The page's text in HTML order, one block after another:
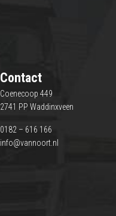
Contact
Coenecoop 449
2741 PP Waddinxveen
0182 – 616 166
info@vannoort.nl